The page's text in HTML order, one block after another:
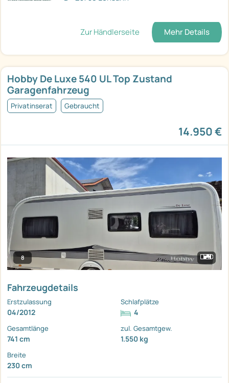
Zur Händlerseite Mehr Details
Hobby De Luxe 540 UL Top Zustand
Garagenfahrzeug
Privatinserat Gebraucht
14.950 €
8
Fahrzeugdetails
Erstzulassung
04/2012
Schlafplätze
4
Gesamtlänge
741 cm
zul. Gesamtgew.
1.550 kg
Breite
230 cm